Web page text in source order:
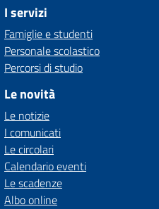
I servizi
Famiglie e studenti
Personale scolastico
Percorsi di studio
Le novità
Le notizie
I comunicati
Le circolari
Calendario eventi
Le scadenze
Albo online